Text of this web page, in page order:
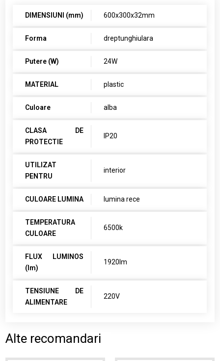
DIMENSIUNI (mm) 600x300x32mm
Forma dreptunghiulara
Putere (W) 24W
MATERIAL plastic
Culoare alba
CLASA DE
PROTECTIE
IP20
UTILIZAT
PENTRU
interior
CULOARE LUMINA lumina rece
TEMPERATURA
CULOARE
6500k
FLUX LUMINOS
(lm)
1920lm
TENSIUNE DE
ALIMENTARE
220V
Alte recomandari